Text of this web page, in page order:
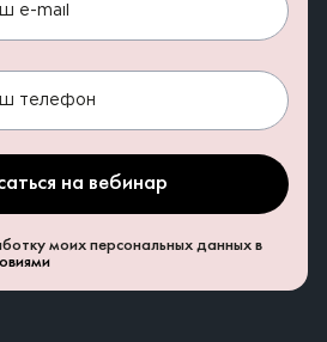
на вебинар
моих персональных данных в